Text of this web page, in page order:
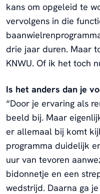
kans om opgeleid te
vervolgens in die
drie jaar duren. Maar
KNWU. Of ik het toch
Is het anders dan je
“Door je ervaring als
beeld bij. Maar
er allemaal bij komt
programma duidelijk
uur van tevoren
bidonnetje en een
wedstrijd. Daarna ga